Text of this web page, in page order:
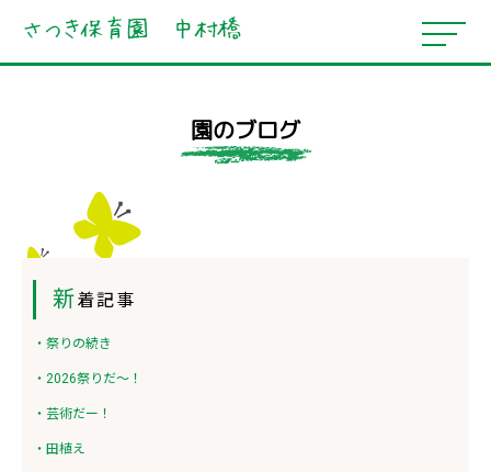
園のブログ
新着記事
・祭りの続き
・2026祭りだ～！
・芸術だー！
・田植え